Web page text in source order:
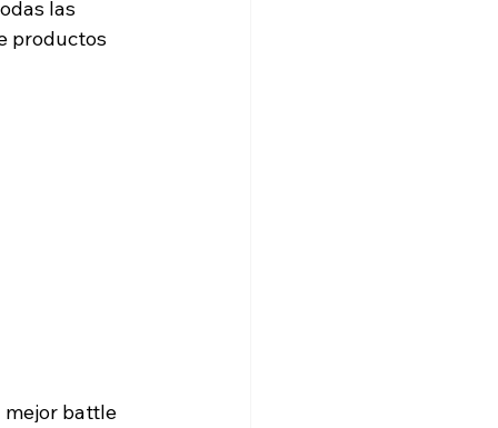
las
productos
mejor battle